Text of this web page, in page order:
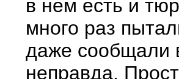
в нем есть и
много раз
даже сообщали
неправда.